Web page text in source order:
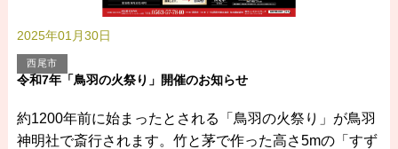
2025年01月30日
西尾市
令和7年「鳥羽の火祭り」開催のお知らせ
約1200年前に始まったとされる「鳥羽の火祭り」が鳥羽
神明社で斎行されます。竹と茅で作った高さ5mの「すず